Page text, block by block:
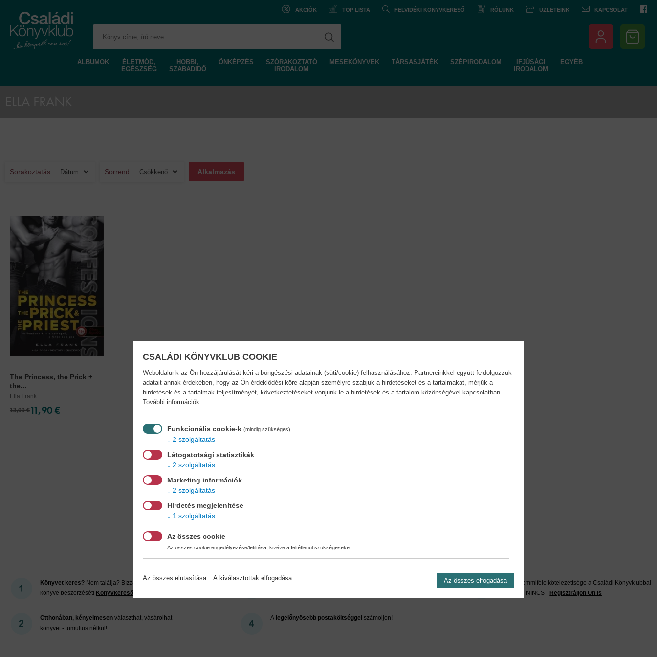
AKCIÓK TOP LISTA FELVIDÉKI KÖNYVKERESŐ RÓLUNK ÜZLETEINK KAPCSOLAT
ALBUMOK
ÉLETMÓD,
EGÉSZSÉG
HOBBI,
SZABADIDŐ
ÖNKÉPZÉS
SZÓRAKOZTATÓ
IRODALOM
MESEKÖNYVEK TÁRSASJÁTÉK SZÉPIRODALOM
IFJÚSÁGI
IRODALOM
EGYÉB
Sorakoztatás Sorrend
The Princess, the Prick +
the...
Ella Frank
13,09 €11,90 €
Miért regisztráljon az oldalunkon?
Könyvet keres? Nem találja? Bízza ránk kedvenc
könyve beszerzését! Könyvkereső-szolgálat
Otthonában, kényelmesen választhat, vásárolhat
könyvet - tumultus nélkül!
Kedvezmények, nyereményjátékok, bónuszok
A legelőnyösebb postaköltséggel számoljon!
Önnek semmiféle kötelezettsége a Családi Könyvklubbal
szemben NINCS - Regisztráljon Ön is
CSALÁDI KÖNYVKLUB COOKIE
Weboldalunk az Ön hozzájárulását kéri a böngészési adatainak (süti/cookie) felhasználásához. Partnereinkkel együtt feldolgozzuk
adatait annak érdekében, hogy az Ön érdeklődési köre alapján személyre szabjuk a hirdetéseket és a tartalmakat, mérjük a
hirdetések és a tartalmak teljesítményét, következtetéseket vonjunk le a hirdetések és a tartalom közönségével kapcsolatban.
További információk
Funkcionális cookie-k (mindig szükséges)
2 szolgáltatás
Látogatotsági statisztikák
2 szolgáltatás
Marketing információk
2 szolgáltatás
Hirdetés megjelenítése
1 szolgáltatás
Az összes cookie
Az összes cookie engedélyezése/letiltása, kivéve a feltétlenül szükségeseket.
Az összes elutasítása A kiválasztottak elfogadása Az összes elfogadása